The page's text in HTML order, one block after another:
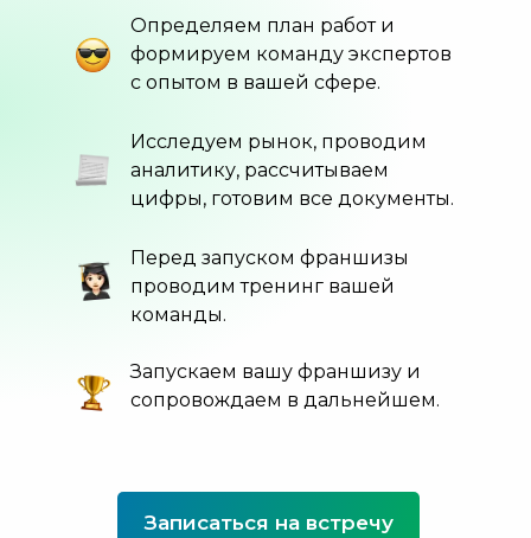
Записаться на встречу
Исследуем рынок, проводим
аналитику, рассчитываем
цифры, готовим все документы.
Определяем план работ и
формируем команду экспертов
с опытом в вашей сфере.
Перед запуском франшизы
проводим тренинг вашей
команды.
Запускаем вашу франшизу и
сопровождаем в дальнейшем.